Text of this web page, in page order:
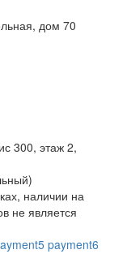
дом 70
300, этаж 2,
наличии на
не является
payment6